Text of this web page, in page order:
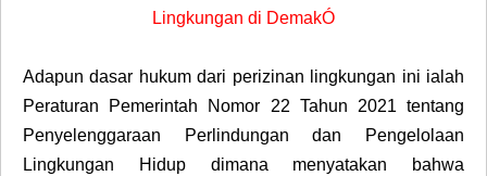
Lingkungan di DemakÓ
Adapun dasar hukum dari perizinan lingkungan ini ialah
Peraturan Pemerintah Nomor 22 Tahun 2021 tentang
Penyelenggaraan Perlindungan dan Pengelolaan
Lingkungan Hidup dimana menyatakan bahwa